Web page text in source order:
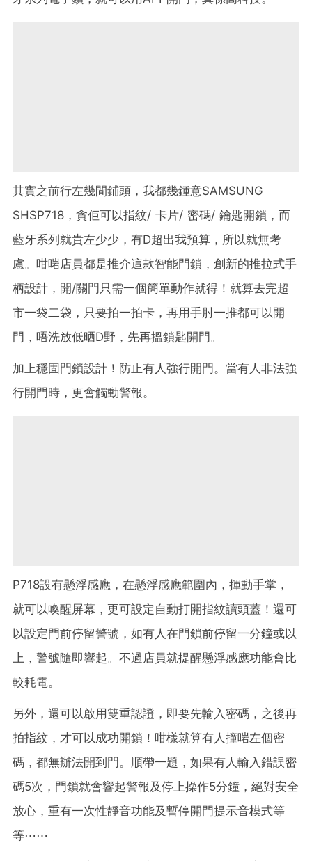
其實之前行左幾間鋪頭，我都幾鍾意SAMSUNG
SHSP718，貪佢可以指紋/ 卡片/ 密碼/ 鑰匙開鎖，而
藍牙系列就貴左少少，有D超出我預算，所以就無考
慮。咁啱店員都是推介這款智能門鎖，創新的推拉式手
柄設計，開/關門只需一個簡單動作就得！就算去完超
市一袋二袋，只要拍一拍卡，再用手肘一推都可以開
門，唔洗放低晒D野，先再搵鎖匙開門。
加上穩固門鎖設計！防止有人強行開門。當有人非法強
行開門時，更會觸動警報。
P718設有懸浮感應，在懸浮感應範圍內，揮動手掌，
就可以喚醒屏幕，更可設定自動打開指紋讀頭蓋！還可
以設定門前停留警號，如有人在門鎖前停留一分鐘或以
上，警號隨即響起。不過店員就提醒懸浮感應功能會比
較耗電。
另外，還可以啟用雙重認證，即要先輸入密碼，之後再
拍指紋，才可以成功開鎖！咁樣就算有人撞啱左個密
碼，都無辦法開到門。順帶一題，如果有人輸入錯誤密
碼5次，門鎖就會響起警報及停上操作5分鐘，絕對安全
放心，重有一次性靜音功能及暫停開門提示音模式等
等⋯⋯